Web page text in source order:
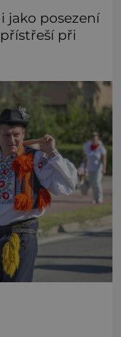
jako posezení
při